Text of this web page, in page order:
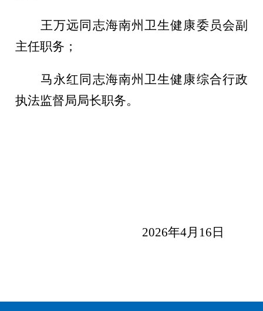
王万远同志海南州卫生健康委员会副
主任职务；
马永红同志海南州卫生健康综合行政
执法监督局局长职务。
2026年4月 16 日